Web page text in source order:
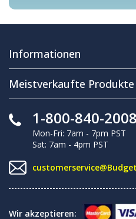
Informationen
Meistverkaufte Produkte
1-800-840-2008
Mon-Fri: 7am - 7pm PST
Sat: 7am - 4pm PST
Wir akzeptieren: